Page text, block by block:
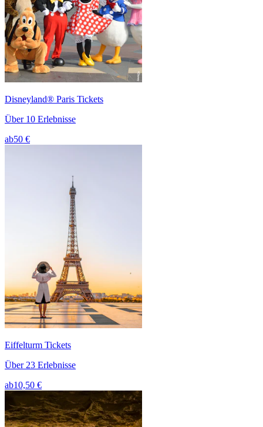
Disneyland® Paris Tickets
Über 10 Erlebnisse
ab50 €
Eiffelturm Tickets
Über 23 Erlebnisse
ab10,50 €